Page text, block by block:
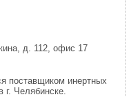
д. 112, офис 17
поставщиком инертных
г. Челябинске.